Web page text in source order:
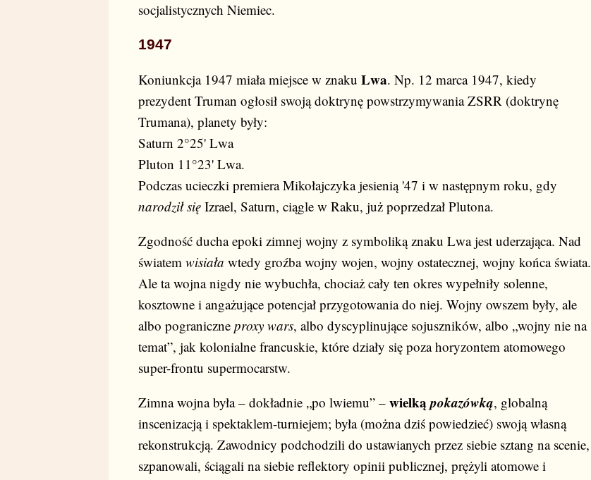
socjalistycznych Niemiec.
1947
Koniunkcja 1947 miała miejsce w znaku Lwa. Np. 12 marca 1947, kiedy
prezydent Truman ogłosił swoją doktrynę powstrzymywania ZSRR (doktrynę
Trumana), planety były:
Saturn 2°25' Lwa
Pluton 11°23' Lwa.
Podczas ucieczki premiera Mikołajczyka jesienią '47 i w następnym roku, gdy
narodził się Izrael, Saturn, ciągle w Raku, już poprzedzał Plutona.
Zgodność ducha epoki zimnej wojny z symboliką znaku Lwa jest uderzająca. Nad
światem wisiała wtedy groźba wojny wojen, wojny ostatecznej, wojny końca świata.
Ale ta wojna nigdy nie wybuchła, chociaż cały ten okres wypełniły solenne,
kosztowne i angażujące potencjał przygotowania do niej. Wojny owszem były, ale
albo pograniczne proxy wars, albo dyscyplinujące sojuszników, albo „wojny nie na
temat”, jak kolonialne francuskie, które działy się poza horyzontem atomowego
super-frontu supermocarstw.
Zimna wojna była – dokładnie „po lwiemu” – wielkąpokazówką, globalną
inscenizacją i spektaklem-turniejem; była (można dziś powiedzieć) swoją własną
rekonstrukcją. Zawodnicy podchodzili do ustawianych przez siebie sztang na scenie,
szpanowali, ściągali na siebie reflektory opinii publicznej, prężyli atomowe i